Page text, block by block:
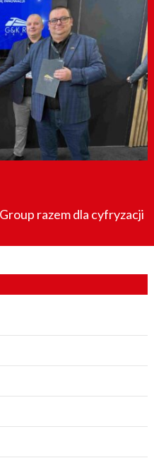
razem dla cyfryzacji